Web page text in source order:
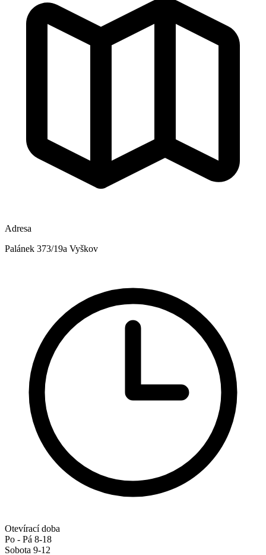
Adresa
Palánek 373/19a Vyškov
Otevírací doba
Po - Pá 8-18
Sobota 9-12